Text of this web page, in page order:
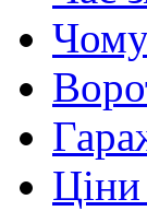
Ціни